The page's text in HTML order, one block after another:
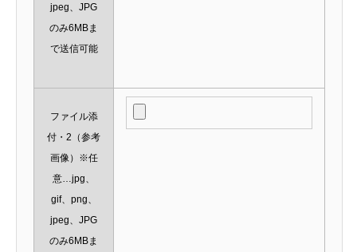
jpeg、JPG
のみ6MBま
で送信可能
ファイル添
付・2（参考
画像）※任
意…jpg、
gif、png、
jpeg、JPG
のみ6MBま